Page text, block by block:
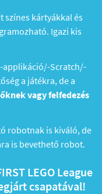
színes kártyákkal és
Igazi kis
applikáció/-Scratch/-
a játékra, de a
vagy felfedezés
robotnak is kiváló, de
is bevethető robot.
LEGO League
csapatával!